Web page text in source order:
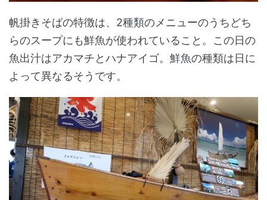
帆掛きそばの特徴は、2種類のメニューのうちどち
らのスープにも鮮魚が使われていること。この日の
魚出汁はアカマチとハナアイゴ。鮮魚の種類は日に
よって異なるそうです。